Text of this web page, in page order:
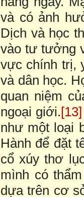
và có ảnh
Dịch và học
vào tư tưởng
vực chính trị,
và dân học.
quan niệm
ngoại giới.[13]
như một loại
Hành để đặt
cổ xúy thơ
mình có
dựa trên cơ